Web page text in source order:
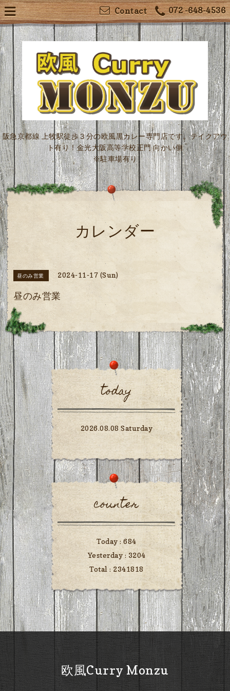
072 -648-4536
Contact
阪急京都線 上牧駅徒歩３分の欧風黒カレー専門店です。テイクアウ
ト有り！金光大阪高等学校正門 向かい側
※駐車場有り
カレンダー
昼のみ営業 2024-11-17 (Sun)
昼のみ営業
today
2026.08.08 Saturday
counter
Today :684
Yesterday : 3204
Total : 2341818
欧風Curry Monzu